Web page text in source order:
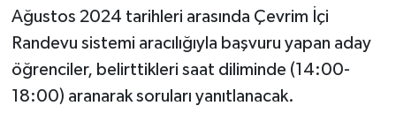
Ağustos 2024 tarihleri arasında Çevrim İçi
Randevu sistemi aracılığıyla başvuru yapan aday
öğrenciler, belirttikleri saat diliminde (14:00-
18:00) aranarak soruları yanıtlanacak.